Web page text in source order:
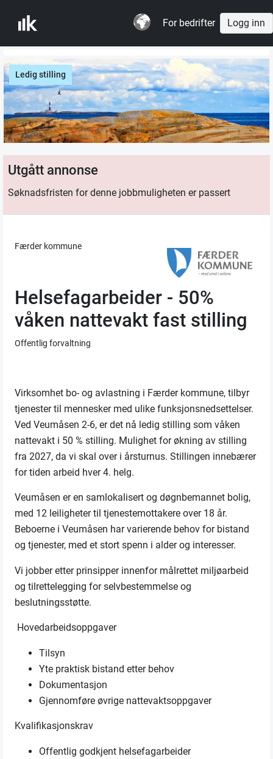
For bedrifter Logg inn
Ledig stilling
Utgått annonse
Søknadsfristen for denne jobbmuligheten er passert
Færder kommune
Helsefagarbeider - 50%
våken nattevakt fast stilling
Offentlig forvaltning
Virksomhet bo- og avlastning i Færder kommune, tilbyr
tjenester til mennesker med ulike funksjonsnedsettelser.
VedVeumåsen 2-6, er det nå ledig stilling som våken
nattevakt i 50 % stilling. Mulighet for økning av stilling
fra 2027, da vi skal over i årsturnus. Stillingen innebærer
for tiden arbeid hver 4. helg.
Veumåsen er en samlokalisert og døgnbemannet bolig,
med 12 leiligheter til tjenestemottakere over 18 år.
Beboerne i Veumåsen har varierende behov for bistand
og tjenester, med et stort spenn i alder og interesser.
Vi jobber etter prinsipper innenfor målrettet miljøarbeid
og tilrettelegging for selvbestemmelse og
beslutningsstøtte.
Hovedarbeidsoppgaver
Tilsyn
Yte praktisk bistand etter behov
Dokumentasjon
Gjennomføre øvrige nattevaktsoppgaver
Kvalifikasjonskrav
Offentlig godkjent helsefagarbeider